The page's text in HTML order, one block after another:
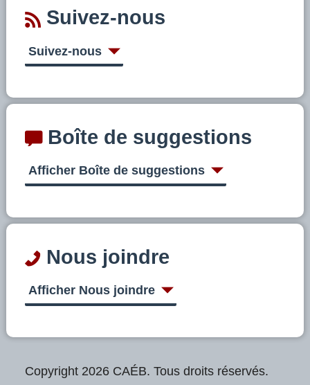
Suivez-nous
Suivez-nous
Boîte de suggestions
Afficher Boîte de suggestions
Nous joindre
Afficher Nous joindre
Copyright 2026 CAÉB. Tous droits réservés.